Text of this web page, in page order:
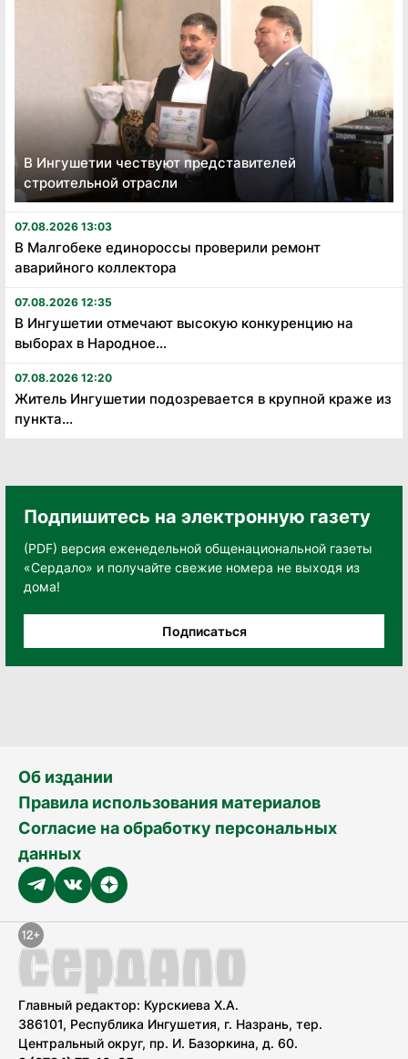
В Ингушетии чествуют представителей
строительной отрасли
07.08.2026 13:03
В Малгобеке единороссы проверили ремонт
аварийного коллектора
07.08.2026 12:35
В Ингушетии отмечают высокую конкуренцию на
выборах в Народное...
07.08.2026 12:20
Житель Ингушетии подозревается в крупной краже из
пункта...
Подпишитесь на электронную газету
(PDF) версия еженедельной общенациональной газеты
«Сердало» и получайте свежие номера не выходя из
дома!
Подписаться
Об издании
Правила использования материалов
Согласие на обработку персональных
данных
Главный редактор: Курскиева Х.А.
386101, Республика Ингушетия, г. Назрань, тер.
Центральный округ, пр. И. Базоркина, д. 60.